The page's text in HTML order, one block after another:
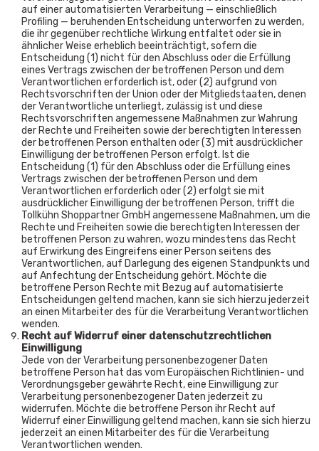
auf einer automatisierten Verarbeitung — einschließlich
Profiling — beruhenden Entscheidung unterworfen zu werden,
die ihr gegenüber rechtliche Wirkung entfaltet oder sie in
ähnlicher Weise erheblich beeinträchtigt, sofern die
Entscheidung (1) nicht für den Abschluss oder die Erfüllung
eines Vertrags zwischen der betroffenen Person und dem
Verantwortlichen erforderlich ist, oder (2) aufgrund von
Rechtsvorschriften der Union oder der Mitgliedstaaten, denen
der Verantwortliche unterliegt, zulässig ist und diese
Rechtsvorschriften angemessene Maßnahmen zur Wahrung
der Rechte und Freiheiten sowie der berechtigten Interessen
der betroffenen Person enthalten oder (3) mit ausdrücklicher
Einwilligung der betroffenen Person erfolgt. Ist die
Entscheidung (1) für den Abschluss oder die Erfüllung eines
Vertrags zwischen der betroffenen Person und dem
Verantwortlichen erforderlich oder (2) erfolgt sie mit
ausdrücklicher Einwilligung der betroffenen Person, trifft die
Tollkühn Shoppartner GmbH angemessene Maßnahmen, um die
Rechte und Freiheiten sowie die berechtigten Interessen der
betroffenen Person zu wahren, wozu mindestens das Recht
auf Erwirkung des Eingreifens einer Person seitens des
Verantwortlichen, auf Darlegung des eigenen Standpunkts und
auf Anfechtung der Entscheidung gehört. Möchte die
betroffene Person Rechte mit Bezug auf automatisierte
Entscheidungen geltend machen, kann sie sich hierzu jederzeit
an einen Mitarbeiter des für die Verarbeitung Verantwortlichen
wenden.
Recht auf Widerruf einer datenschutzrechtlichen
Einwilligung
Jede von der Verarbeitung personenbezogener Daten
betroffene Person hat das vom Europäischen Richtlinien- und
Verordnungsgeber gewährte Recht, eine Einwilligung zur
Verarbeitung personenbezogener Daten jederzeit zu
widerrufen. Möchte die betroffene Person ihr Recht auf
Widerruf einer Einwilligung geltend machen, kann sie sich hierzu
jederzeit an einen Mitarbeiter des für die Verarbeitung
Verantwortlichen wenden.